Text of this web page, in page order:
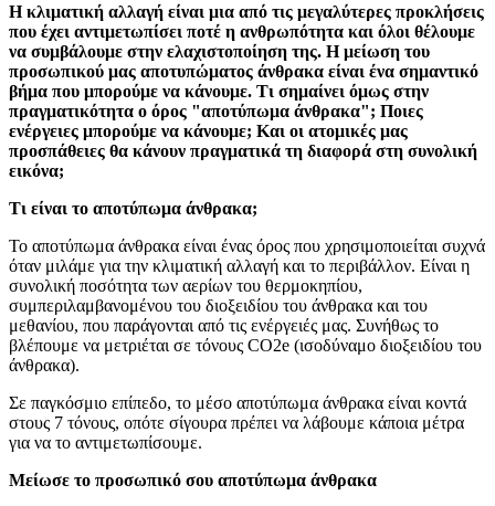
Η κλιματική αλλαγή είναι μια από τις μεγαλύτερες προκλήσεις
που έχει αντιμετωπίσει ποτέ η ανθρωπότητα και όλοι θέλουμε
να συμβάλουμε στην ελαχιστοποίηση της. Η μείωση του
προσωπικού μας αποτυπώματος άνθρακα είναι ένα σημαντικό
βήμα που μπορούμε να κάνουμε. Τι σημαίνει όμως στην
πραγματικότητα ο όρος "αποτύπωμα άνθρακα"; Ποιες
ενέργειες μπορούμε να κάνουμε; Και οι ατομικές μας
προσπάθειες θα κάνουν πραγματικά τη διαφορά στη συνολική
εικόνα;
Τι είναι το αποτύπωμα άνθρακα;
Το αποτύπωμα άνθρακα είναι ένας όρος που χρησιμοποιείται συχνά
όταν μιλάμε για την κλιματική αλλαγή και το περιβάλλον. Είναι η
συνολική ποσότητα των αερίων του θερμοκηπίου,
συμπεριλαμβανομένου του διοξειδίου του άνθρακα και του
μεθανίου, που παράγονται από τις ενέργειές μας. Συνήθως το
βλέπουμε να μετριέται σε τόνους CO2e (ισοδύναμο διοξειδίου του
άνθρακα).
Σε παγκόσμιο επίπεδο, το μέσο αποτύπωμα άνθρακα είναι κοντά
στους 7 τόνους, οπότε σίγουρα πρέπει να λάβουμε κάποια μέτρα
για να το αντιμετωπίσουμε.
Μείωσε το προσωπικό σου αποτύπωμα άνθρακα